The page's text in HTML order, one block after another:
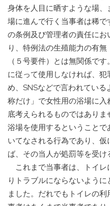
身体を人目に晒すような場
場に進んで行く当事者は稀
の条例及び管理者の責任に
り、特例法の生殖能力の有
（５号要件）とは無関係で
に従って使用しなければ、
め、SNSなどで言われてい
称だけ」で女性用の浴場に入
底考えられるものではあり
浴場を使用するということ
いてなされる行為であり、
ば、その当人が処罰等を受け
これまで当事者は、トイレ
りトラブルにならないよう
ました。だれでもトイレの